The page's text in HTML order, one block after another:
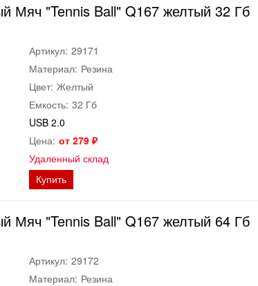
Мяч "Tennis Ball" Q167 желтый 32 Гб
Артикул: 29171
Материал: Резина
Цвет: Желтый
Емкость: 32 Гб
USB 2.0
Цена: от 279 ₽
Удаленный склад
Купить
Мяч "Tennis Ball" Q167 желтый 64 Гб
Артикул: 29172
Материал: Резина